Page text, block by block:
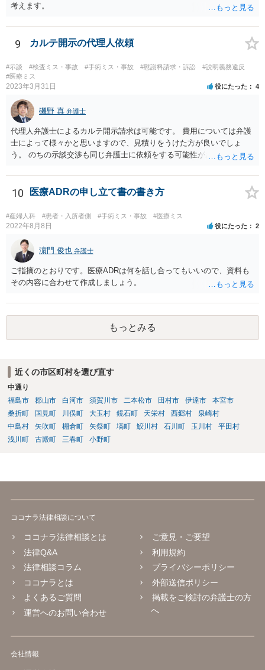
考えます。
9 カルテ開示の代理人依頼
#示談 #検査ミス・事故 #手術ミス・事故 #慰謝料請求・訴訟
#説明義務違反
#医療ミス
2023年3月31日 役にたった 4
磯野 真 弁護士
代理人弁護士によるカルテ開示請求は可能です。 費用については弁護
士によって様々かと思いますので、見積りをうけた方が良いでしょ
う。 のちの示談交渉も同じ弁護士に依頼をする可能性がある場合に
いたほうが良いと思われます。
10 医療ADRの申し立て書の書き方
#産婦人科 #患者・入所者側 #手術ミス・事故 #医療ミス
2022年8月8日 役にたった 2
濵門 俊也 弁護士
ご指摘のとおりです。医療ADRは何を話し合ってもいいので、資料も
その内容に合わせて作成しましょう。
もっとみる
近くの市区町村を選び直す
中通り
福島市
郡山市 白河市 須賀川市 二本松市 田村市 伊達市
本宮市
桑折町
国見町 川俣町 大玉村 鏡石町 天栄村 西郷村
泉崎村
中島村
矢吹町 棚倉町 矢祭町 塙町 鮫川村 石川町 玉川村
平田村
浅川町
古殿町 三春町 小野町
ココナラ法律相談について
ココナラ法律相談とは
法律Q&A
法律相談コラム
ココナラとは
よくあるご質問
運営へのお問い合わせ
ご意見・ご要望
利用規約
プライバシーポリシー
外部送信ポリシー
掲載をご検討の弁護士の方
へ
会社情報